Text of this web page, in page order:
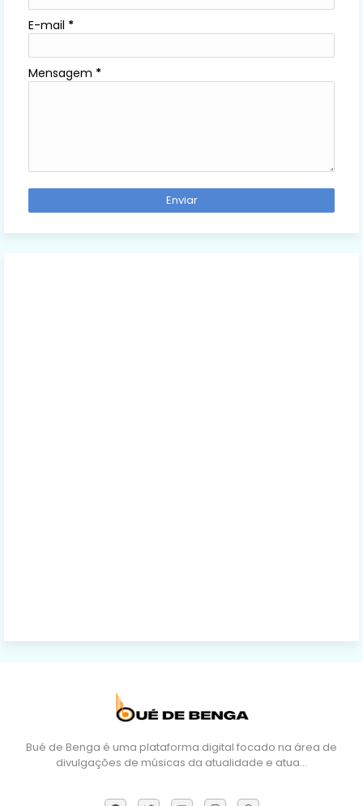
E-mail *
Mensagem *
Bué de Benga é uma plataforma digital focado na área de
divulgações de músicas da atualidade e atua…